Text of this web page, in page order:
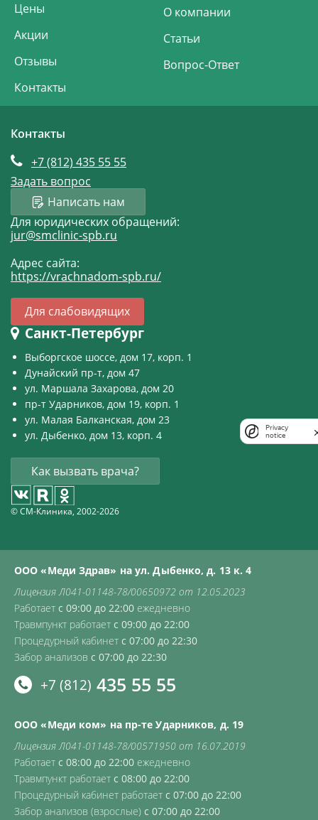
Цены
Акции
Отзывы
Контакты
О компании
Статьи
Вопрос-Ответ
Контакты
+7 (812) 435 55 55
Задать вопрос
Написать нам
Для юридических обращений:
jur@smclinic-spb.ru
Адрес сайта:
https://vrachnadom-spb.ru/
Для слабовидящих
Санкт-Петербург
Выборгское шоссе, дом 17, корп. 1
Дунайский пр-т, дом 47
ул. Маршала Захарова, дом 20
пр-т Ударников, дом 19, корп. 1
ул. Малая Балканская, дом 23
ул. Дыбенко, дом 13, корп. 4
Как вызвать врача?
© СМ-Клиника, 2002-2026
ООО «Меди Здрав» на ул. Дыбенко, д. 13 к. 4
Лицензия Л041-01148-78/00650972 от 12.05.2023
Работает с 09:00 до 22:00 ежедневно
Травмпункт работает с 09:00 до 22:00
Процедурный кабинет с 07:00 до 22:30
Забор анализов с 07:00 до 22:30
+7 (812) 435 55 55
ООО «Меди ком» на пр-те Ударников, д. 19
Лицензия Л041-01148-78/00571950 от 16.07.2019
Работает с 08:00 до 22:00 ежедневно
Травмпункт работает с 08:00 до 22:00
Процедурный кабинет работает с 07:00 до 22:00
Забор анализов (взрослые) с 07:00 до 22:00
Privacy
notice